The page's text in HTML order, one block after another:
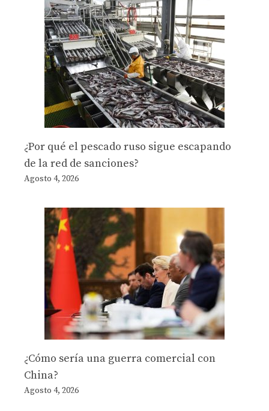
¿Por qué el pescado ruso sigue escapando
de la red de sanciones?
Agosto 4, 2026
¿Cómo sería una guerra comercial con
China?
Agosto 4, 2026